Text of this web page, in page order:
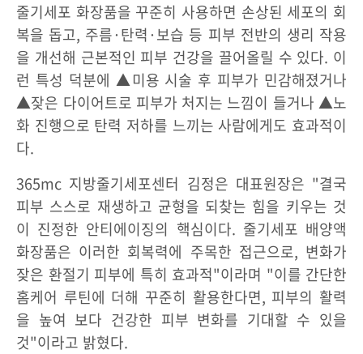
줄기세포 화장품을 꾸준히 사용하면 손상된 세포의 회
복을 돕고, 주름·탄력·보습 등 피부 전반의 생리 작용
을 개선해 근본적인 피부 건강을 끌어올릴 수 있다. 이
런 특성 덕분에 ▲미용 시술 후 피부가 민감해졌거나
▲잦은 다이어트로 피부가 처지는 느낌이 들거나 ▲노
화 진행으로 탄력 저하를 느끼는 사람에게도 효과적이
다.
365mc 지방줄기세포센터 김정은 대표원장은 "결국
피부 스스로 재생하고 균형을 되찾는 힘을 키우는 것
이 진정한 안티에이징의 핵심이다. 줄기세포 배양액
화장품은 이러한 회복력에 주목한 접근으로, 변화가
잦은 환절기 피부에 특히 효과적"이라며 "이를 간단한
홈케어 루틴에 더해 꾸준히 활용한다면, 피부의 활력
을 높여 보다 건강한 피부 변화를 기대할 수 있을
것"이라고 밝혔다.